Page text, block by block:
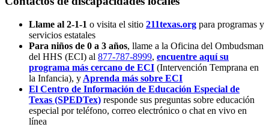
Llame al 2-1-1 o visita el sitio 211texas.org para programas y
servicios estatales
Para niños de 0 a 3 años, llame a la Oficina del Ombudsman
del HHS (ECI) al 877-787-8999, encuentre aquí su
programa más cercano de ECI (Intervención Temprana en
la Infancia), y Aprenda más sobre ECI
El Centro de Información de Educación Especial de
Texas (SPEDTex) responde sus preguntas sobre educación
especial por teléfono, correo electrónico o chat en vivo en
línea